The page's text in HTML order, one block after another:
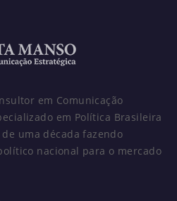
em Comunicação
em Política Brasileira
uma década fazendo
nacional para o mercado